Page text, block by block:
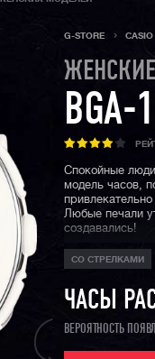
G-STORE CASIO
ЖЕНСКИЕ
BGA-
Спокойные
модель часов,
Любые печали
создавались!
СО СТРЕЛКАМИ
ЧАСЫ
ВЕРОЯТНОСТЬ